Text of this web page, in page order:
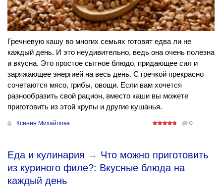
Гречневую кашу во многих семьях готовят едва ли не
каждый день. И это неудивительно, ведь она очень полезна
и вкусна. Это простое сытное блюдо, придающее сил и
заряжающее энергией на весь день. С гречкой прекрасно
сочетаются мясо, грибы, овощи. Если вам хочется
разнообразить свой рацион, вместо каши вы можете
приготовить из этой крупы и другие кушанья.
Ксения Михайлова 0
Еда и кулинария → Что можно приготовить
из куриного филе?: Вкусные блюда на
каждый день